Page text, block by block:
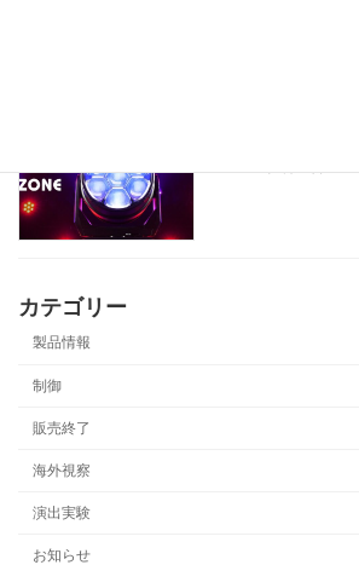
カテゴリー
製品情報
制御
販売終了
海外視察
演出実験
お知らせ